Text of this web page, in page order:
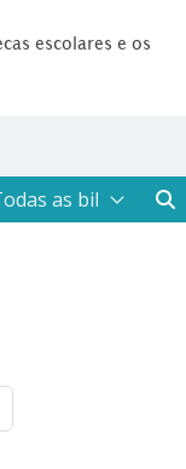
escolares e os